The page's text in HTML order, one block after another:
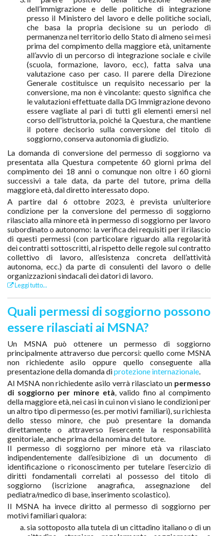
dell’immigrazione e delle politiche di integrazione
presso il Ministero del lavoro e delle politiche sociali,
che basa la propria decisione su un periodo di
permanenza nel territorio dello Stato di almeno sei mesi
prima del compimento della maggiore età, unitamente
all’avvio di un percorso di integrazione sociale e civile
(scuola, formazione, lavoro, ecc), fatta salva una
valutazione caso per caso. Il parere della Direzione
Generale costituisce un requisito necessario per la
conversione, ma non è vincolante: questo significa che
le valutazioni effettuate dalla DG Immigrazione devono
essere vagliate al pari di tutti gli elementi emersi nel
corso dell'istruttoria, poiché la Questura, che mantiene
il potere decisorio sulla conversione del titolo di
soggiorno, conserva autonomia di giudizio.
La domanda di conversione del permesso di soggiorno va
presentata alla Questura competente 60 giorni prima del
compimento dei 18 anni o comunque non oltre i 60 giorni
successivi a tale data, da parte del tutore, prima della
maggiore età, dal diretto interessato dopo.
A partire dal 6 ottobre 2023, è prevista un’ulteriore
condizione per la conversione del permesso di soggiorno
rilasciato alla minore età in permesso di soggiorno per lavoro
subordinato o autonomo: la verifica dei requisiti per il rilascio
di questi permessi (con particolare riguardo alla regolarità
dei contratti sottoscritti, al rispetto delle regole sul contratto
collettivo di lavoro, all’esistenza concreta dell’attività
autonoma, ecc.) da parte di consulenti del lavoro o delle
organizzazioni sindacali dei datori di lavoro.
Leggi tutto...
Quali permessi di soggiorno possono
essere rilasciati ai MSNA?
Un MSNA può ottenere un permesso di soggiorno
principalmente attraverso due percorsi: quello come MSNA
non richiedente asilo oppure quello conseguente alla
presentazione della domanda diprotezione internazionale.
Al MSNA non richiedente asilo verrà rilasciato un permesso
di soggiorno per minore età, valido fino al compimento
della maggiore età, nei casi in cui non vi siano le condizioni per
un altro tipo di permesso (es. per motivi familiari), su richiesta
dello stesso minore, che può presentare la domanda
direttamente o attraverso l’esercente la responsabilità
genitoriale, anche prima della nomina del tutore.
Il permesso di soggiorno per minore età va rilasciato
indipendentemente dall’esibizione di un documento di
identificazione o riconoscimento per tutelare l’esercizio di
diritti fondamentali correlati al possesso del titolo di
soggiorno (iscrizione anagrafica, assegnazione del
pediatra/medico di base, inserimento scolastico).
Il MSNA ha invece diritto al permesso di soggiorno per
motivi familiari qualora:
sia sottoposto alla tutela di un cittadino italiano o di un